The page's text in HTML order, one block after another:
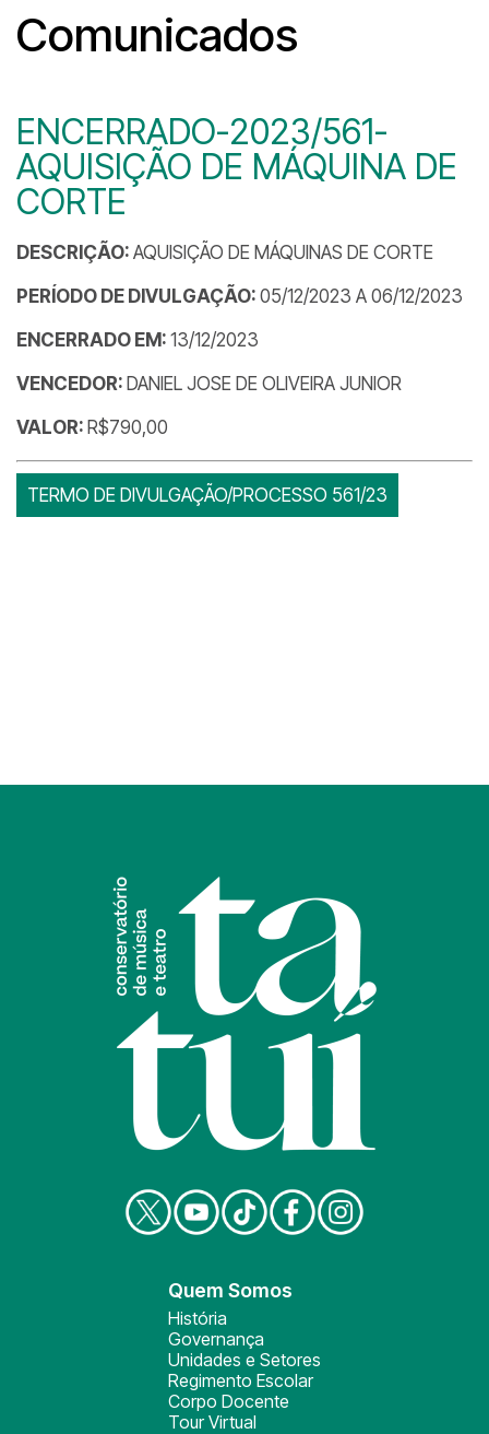
Comunicados
ENCERRADO-2023/561-
AQUISIÇÃO DE MÁQUINA DE
CORTE
DESCRIÇÃO: AQUISIÇÃO DE MÁQUINAS DE CORTE
PERÍODO DE DIVULGAÇÃO: 05/12/2023 A 06/12/2023
ENCERRADO EM: 13/12/2023
VENCEDOR: DANIEL JOSE DE OLIVEIRA JUNIOR
VALOR: R$790,00
TERMO DE DIVULGAÇÃO/PROCESSO 561/23
Quem Somos
História
Governança
Unidades e Setores
Regimento Escolar
Corpo Docente
Tour Virtual